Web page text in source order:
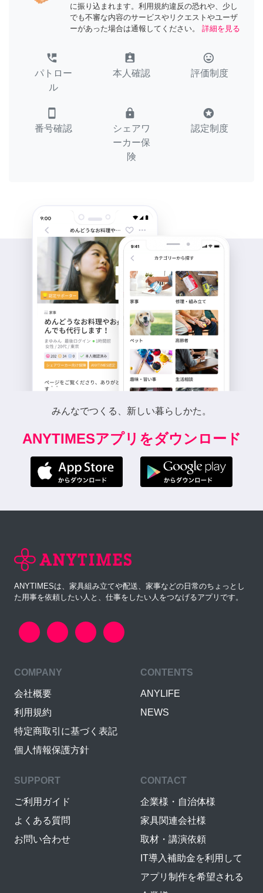
に振り込まれます。利用規約違反の恐れや、少し
でも不審な内容のサービスやリクエストやユーザ
ーがあった場合は通報してください。
詳細を見る
perm_phone_msg
パトロー
ル
assignment_ind
本人確認
tag_faces
評価制度
smartphone
番号確認
lock
シェアワ
ーカー保
険
stars
認定制度
みんなでつくる、新しい暮らしかた。
ANYTIMESアプリをダウンロード
ANYTIMESは、家具組み立てや配送、家事などの日常のちょっとし
た用事を依頼したい人と、仕事をしたい人をつなげるアプリです。
COMPANY
会社概要
利用規約
特定商取引に基づく表記
個人情報保護方針
CONTENTS
ANYLIFE
NEWS
SUPPORT
ご利用ガイド
よくある質問
お問い合わせ
CONTACT
企業様・自治体様
家具関連会社様
取材・講演依頼
IT導入補助金を利用して
アプリ制作を希望される